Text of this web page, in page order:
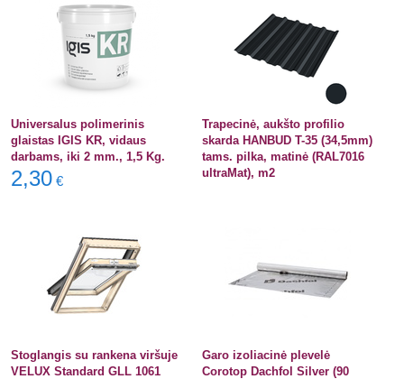
Universalus polimerinis
glaistas IGIS KR, vidaus
darbams, iki 2 mm., 1,5 Kg.
2,30 €
Trapecinė, aukšto profilio
skarda HANBUD T-35 (34,5mm)
tams. pilka, matinė (RAL7016
ultraMat), m2
Stoglangis su rankena viršuje
VELUX Standard GLL 1061
Garo izoliacinė plevelė
Corotop Dachfol Silver (90